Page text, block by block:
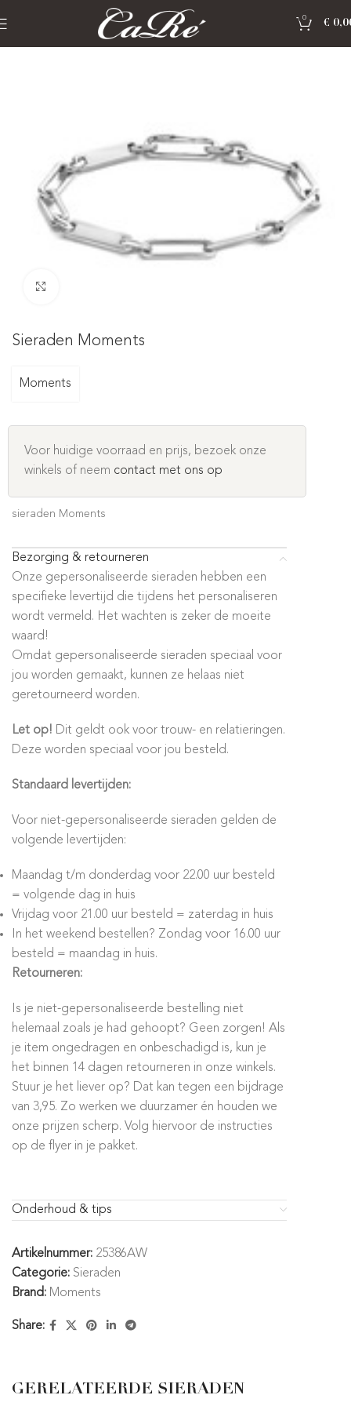
0
€
Sieraden Moments
Sieraden Moments
Moments
Voor huidige voorraad en prijs, bezoek onze
winkels of neem contact met ons op
sieraden Moments
Bezorging & retourneren
Onze gepersonaliseerde sieraden hebben een
specifieke levertijd die tijdens het personaliseren
wordt vermeld. Het wachten is zeker de moeite
waard!
Omdat gepersonaliseerde sieraden speciaal voor
jou worden gemaakt, kunnen ze helaas niet
geretourneerd worden.
Let op! Dit geldt ook voor trouw- en relatieringen.
Deze worden speciaal voor jou besteld.
Standaard levertijden:
Voor niet-gepersonaliseerde sieraden gelden de
volgende levertijden:
Maandag t/m donderdag voor 22.00 uur besteld
= volgende dag in huis
Vrijdag voor 21.00 uur besteld = zaterdag in huis
In het weekend bestellen? Zondag voor 16.00 uur
besteld = maandag in huis.
Retourneren:
Is je niet-gepersonaliseerde bestelling niet
helemaal zoals je had gehoopt? Geen zorgen! Als
je item ongedragen en onbeschadigd is, kun je
het binnen 14 dagen retourneren in onze winkels.
Stuur je het liever op? Dat kan tegen een bijdrage
van 3,95. Zo werken we duurzamer én houden we
onze prijzen scherp. Volg hiervoor de instructies
op de flyer in je pakket.
Onderhoud & tips
Artikelnummer: 25386AW
Categorie: Sieraden
Brand: Moments
Share:
GERELATEERDE SIERADEN